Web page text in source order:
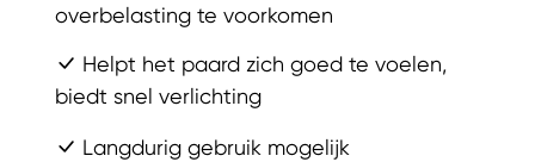
overbelasting te voorkomen
Helpt het paard zich goed te voelen,
biedt snel verlichting
Langdurig gebruik mogelijk